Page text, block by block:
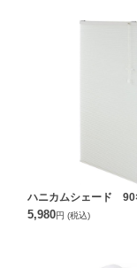
ハニカムシェード
5,980円 (税込)